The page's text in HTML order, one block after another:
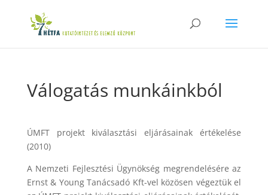
Válogatás munkáinkból
ÚMFT projekt kiválasztási eljárásainak értékelése
(2010)
A Nemzeti Fejlesztési Ügynökség megrendelésére az
Ernst & Young Tanácsadó Kft-vel közösen végeztük el